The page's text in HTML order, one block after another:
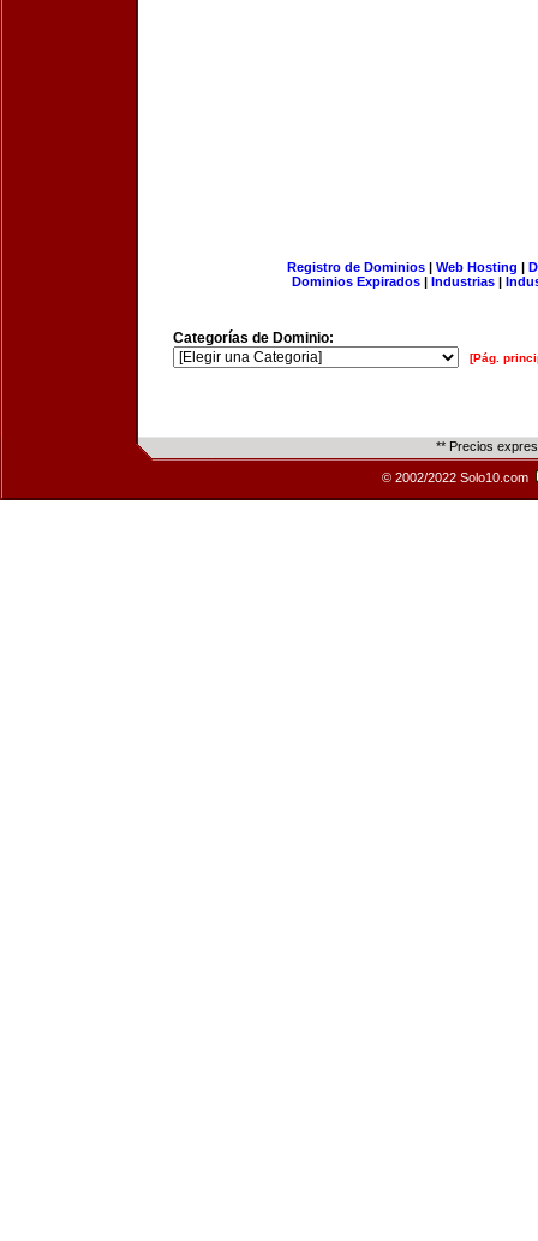
Registro de Dominios| Web Hosting |
Dominios Expirados | Industrias |
Categorías de Dominio:
[Pág.
** Precios
© 2002/2022 Solo10.com